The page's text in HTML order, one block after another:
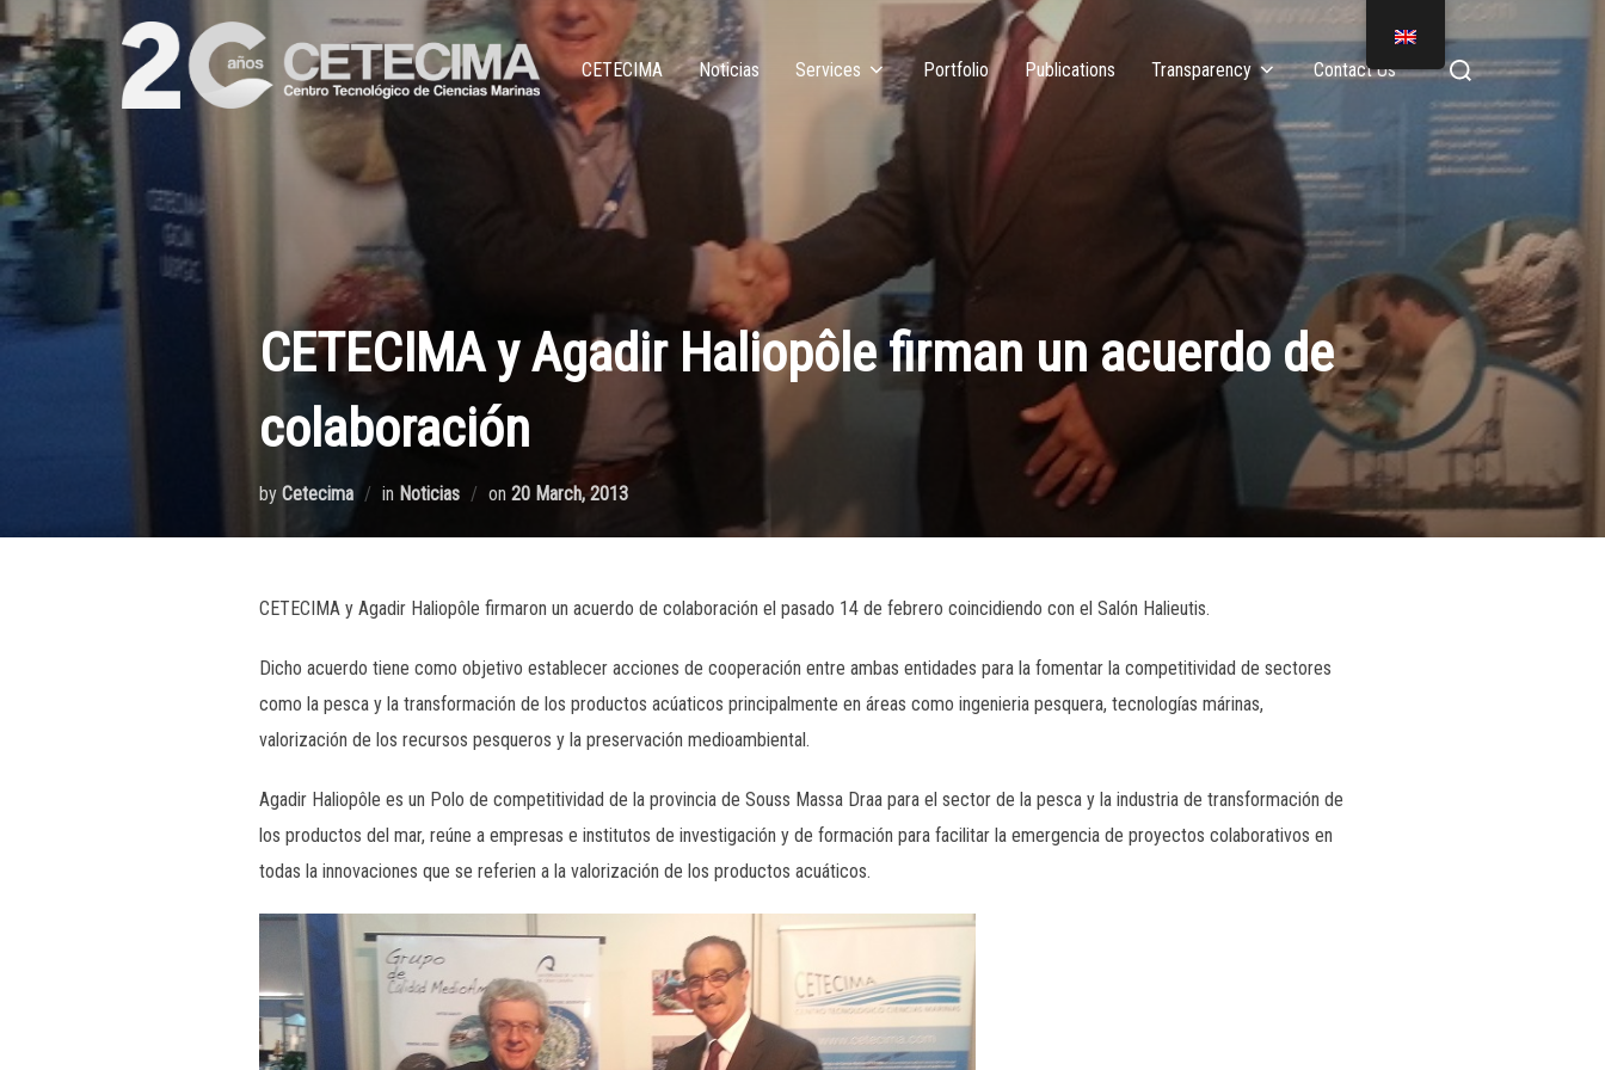
CETECIMA Noticias Services Portfolio Publications Transparency Contact Us
CETECIMA y Agadir Haliopôle firman un acuerdo de
colaboración
by Cetecima in Noticias on 20 March, 2013
CETECIMA y Agadir Haliopôle firmaron un acuerdo de colaboración el pasado 14 de febrero coincidiendo con el Salón Halieutis.
Dicho acuerdo tiene como objetivo establecer acciones de cooperación entre ambas entidades para la fomentar la competitividad de sectores
como la pesca y la transformación de los productos acúaticos principalmente en áreas como ingenieria pesquera, tecnologías márinas,
valorización de los recursos pesqueros y la preservación medioambiental.
Agadir Haliopôle es un Polo de competitividad de la provincia de Souss Massa Draa para el sector de la pesca y la industria de transformación de
los productos del mar, reúne a empresas e institutos de investigación y de formación para facilitar la emergencia de proyectos colaborativos en
todas la innovaciones que se referien a la valorización de los productos acuáticos.